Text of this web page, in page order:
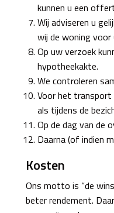
kunnen u een
Wij adviseren u
wij de woning voor
Op uw verzoek
hypotheekakte.
We controleren
Voor het
als tijdens de
Op de dag van de
Daarna (of indien
Kosten
Ons motto is “de
beter rendement.